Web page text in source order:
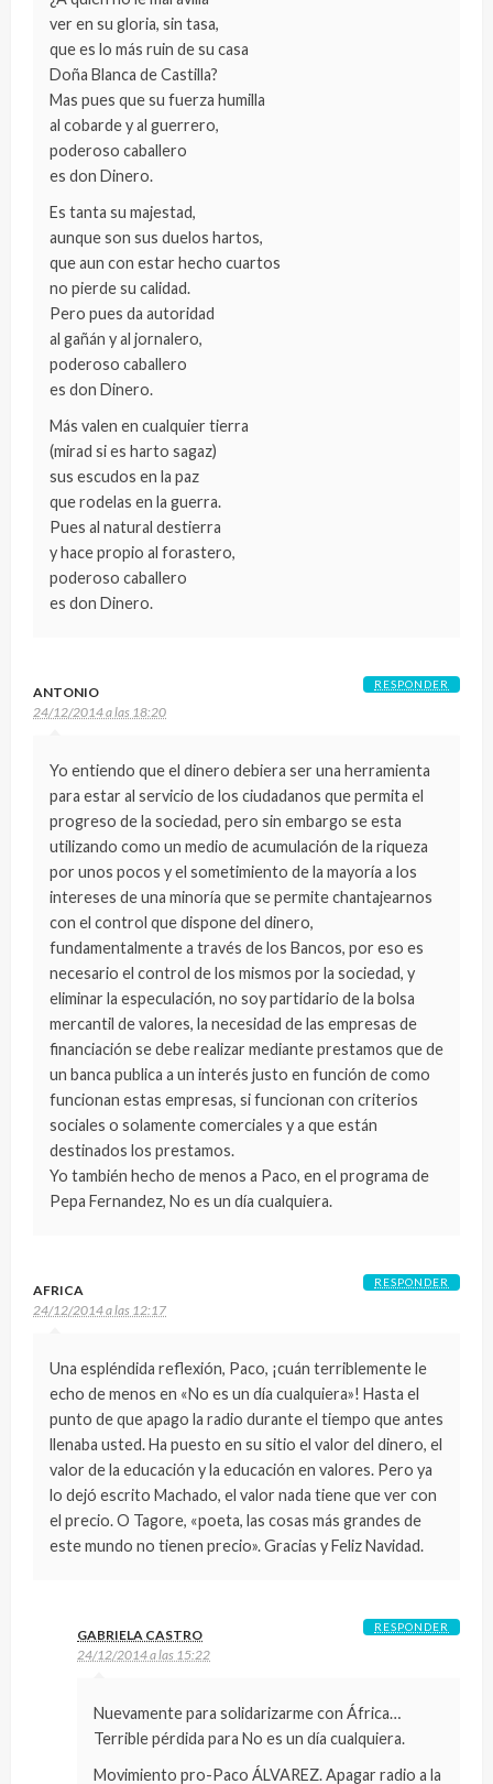
ver en su gloria, sin tasa,
que es lo más ruin de su casa
Doña Blanca de Castilla?
Mas pues que su fuerza humilla
al cobarde y al guerrero,
poderoso caballero
es don Dinero.
Es tanta su majestad,
aunque son sus duelos hartos,
que aun con estar hecho cuartos
no pierde su calidad.
Pero pues da autoridad
al gañán y al jornalero,
poderoso caballero
es don Dinero.
Más valen en cualquier tierra
(mirad si es harto sagaz)
sus escudos en la paz
que rodelas en la guerra.
Pues al natural destierra
y hace propio al forastero,
poderoso caballero
es don Dinero.
ANTONIO
24/12/2014 a las 18:20
Yo entiendo que el dinero debiera ser una herramienta
para estar al servicio de los ciudadanos que permita el
progreso de la sociedad, pero sin embargo se esta
utilizando como un medio de acumulación de la riqueza
por unos pocos y el sometimiento de la mayoría a los
intereses de una minoría que se permite chantajearnos
con el control que dispone del dinero,
fundamentalmente a través de los Bancos, por eso es
necesario el control de los mismos por la sociedad, y
eliminar la especulación, no soy partidario de la bolsa
mercantil de valores, la necesidad de las empresas de
financiación se debe realizar mediante prestamos que de
un banca publica a un interés justo en función de como
funcionan estas empresas, si funcionan con criterios
sociales o solamente comerciales y a que están
destinados los prestamos.
Yo también hecho de menos a Paco, en el programa de
Pepa Fernandez, No es un día cualquiera.
RESPONDER
AFRICA
24/12/2014 a las 12:17
Una espléndida reflexión, Paco, ¡cuán terriblemente le
echo de menos en «No es un día cualquiera»! Hasta el
punto de que apago la radio durante el tiempo que antes
llenaba usted. Ha puesto en su sitio el valor del dinero, el
valor de la educación y la educación en valores. Pero ya
lo dejó escrito Machado, el valor nada tiene que ver con
el precio. O Tagore, «poeta, las cosas más grandes de
este mundo no tienen precio». Gracias y Feliz Navidad.
RESPONDER
GABRIELA CASTRO
24/12/2014 a las 15:22
Nuevamente para solidarizarme con África…
Terrible pérdida para No es un día cualquiera.
Movimiento pro-Paco ÁLVAREZ. Apagar radio a la
RESPONDER